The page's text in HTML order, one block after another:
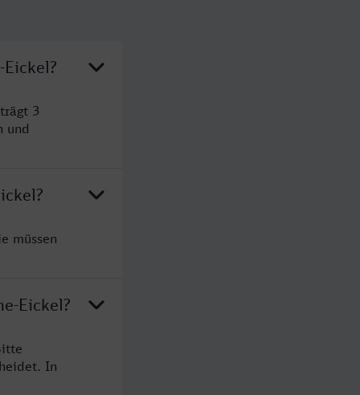
3
und
müssen
Eickel?
In